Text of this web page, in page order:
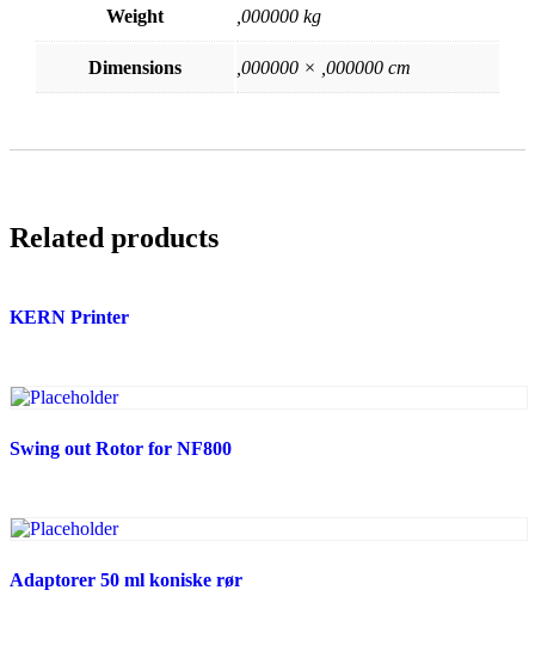
Weight ,000000 kg
Dimensions ,000000 × ,000000 cm
Related products
KERN Printer
Swing out Rotor for NF800
Adaptorer 50 ml koniske rør